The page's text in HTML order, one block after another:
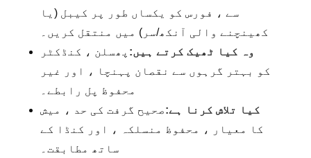
سے ، فورس کو یکساں طور پر کیبل (یا
کھینچنے والی آنکھ/سر) میں منتقل کریں۔
وہ کیا ٹھیک کرتے ہیں: پھسلن ، کنڈکٹر
کو بہتر گرہوں سے نقصان پہنچا ، اور غیر
محفوظ پل رابطے۔
کیا تلاش کرنا ہے:صحیح گرفت کی حد ، میش
کا معیار ، محفوظ منسلکہ ، اور کنڈا کے
ساتھ مطابقت۔